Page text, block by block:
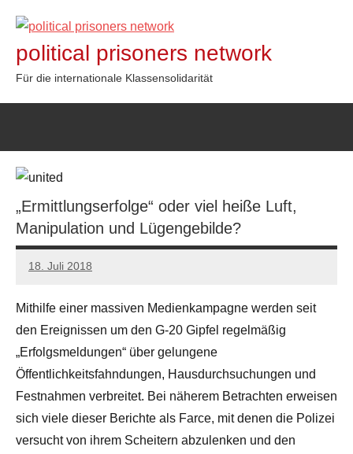
Inhalt
springen
political prisoners network
Für die internationale Klassensolidarität
„Ermittlungserfolge“ oder viel heiße Luft,
Manipulation und Lügengebilde?
18. Juli 2018
admin
Mithilfe einer massiven Medienkampagne werden seit
den Ereignissen um den G-20 Gipfel regelmäßig
„Erfolgsmeldungen“ über gelungene
Öffentlichkeitsfahndungen, Hausdurchsuchungen und
Festnahmen verbreitet. Bei näherem Betrachten erweisen
sich viele dieser Berichte als Farce, mit denen die Polizei
versucht von ihrem Scheitern abzulenken und den